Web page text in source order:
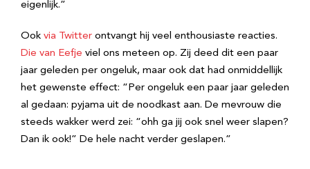
eigenlijk.”
Ook via Twitter ontvangt hij veel enthousiaste reacties.
Die van Eefje viel ons meteen op. Zij deed dit een paar
jaar geleden per ongeluk, maar ook dat had onmiddellijk
het gewenste effect: “Per ongeluk een paar jaar geleden
al gedaan: pyjama uit de noodkast aan. De mevrouw die
steeds wakker werd zei: “ohh ga jij ook snel weer slapen?
Dan ik ook!” De hele nacht verder geslapen.”